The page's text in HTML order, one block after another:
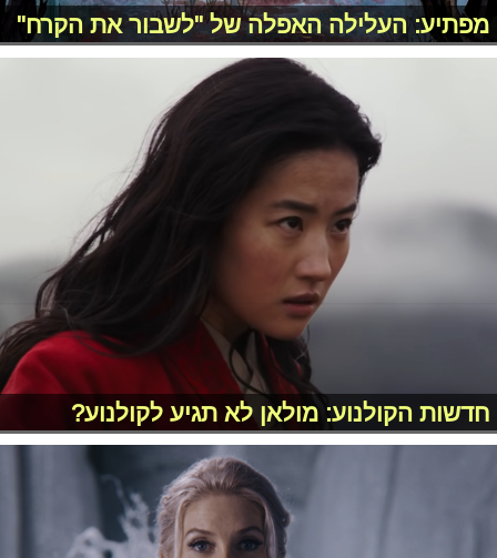
מפתיע: העלילה האפלה של "לשבור את הקרח"
חדשות הקולנוע: מולאן לא תגיע לקולנוע?